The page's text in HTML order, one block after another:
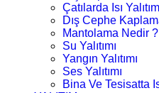
Çatılarda Isı
Dış Cephe
Mantolama Nedir ?
Su Yalıtımı
Yangın Yalıtımı
Ses Yalıtımı
Bina Ve Tesisatta